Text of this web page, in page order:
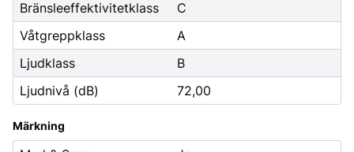
Bränsleeffektivitetklass
C
Våtgreppklass
A
Ljudklass
B
Ljudnivå (dB)
72,00
Märkning